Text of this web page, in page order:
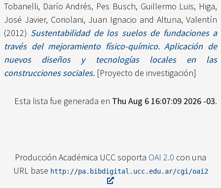
Tobanelli, Darío Andrés, Pes Busch, Guillermo Luis, Higa,
José Javier, Coriolani, Juan Ignacio and Altuna, Valentín
(2012) Sustentabilidad de los suelos de fundaciones a
través del mejoramiento físico-químico. Aplicación de
nuevos diseños y tecnologías locales en las
construcciones sociales. [Proyecto de investigación]
Esta lista fue generada en Thu Aug 6 16:07:09 2026 -03.
Producción Académica UCC soporta OAI 2.0 con una
URL base http://pa.bibdigital.ucc.edu.ar/cgi/oai2